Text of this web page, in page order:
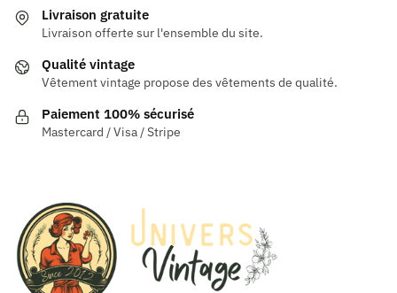
variations.
Les
peuvent
choisies
produit
peuvent
être
Livraison gratuite
Livraison offerte sur l'ensemble du site.
Qualité vintage
Vêtement vintage propose des vêtements de qualité.
Paiement 100% sécurisé
Mastercard / Visa / Stripe